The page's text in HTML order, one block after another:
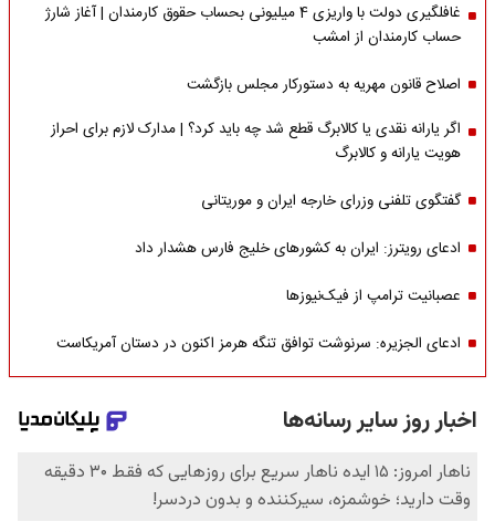
غافلگیری دولت با واریزی 4 میلیونی بحساب حقوق کارمندان | آغاز شارژ
حساب کارمندان از امشب
اصلاح قانون مهریه به دستورکار مجلس بازگشت
اگر یارانه نقدی یا کالابرگ قطع شد چه باید کرد؟ | مدارک لازم برای احراز
هویت یارانه و کالابرگ
گفتگوی تلفنی وزرای خارجه ایران و موریتانی
ادعای رویترز: ایران به کشورهای خلیج فارس هشدار داد
عصبانیت ترامپ از فیک‌نیوزها
ادعای الجزیره: سرنوشت توافق تنگه هرمز اکنون در دستان آمریکاست